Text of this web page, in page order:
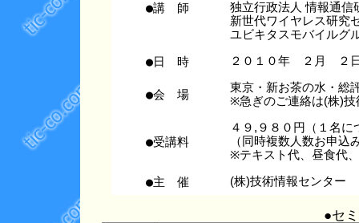
●講 師
独立行政法人 情報通信
新世代ワイヤレス研究
ユビキタスモバイル
●日 時 ２０１０年 ２月 ２
●会 場
東京・新お茶の水・
※急ぎのご連絡は(株)技
●受講料
４９,９８０円（１名に
（同時複数人数お申込
※テキスト代、昼食代
●主 催 (株)技術情報センター
●セ